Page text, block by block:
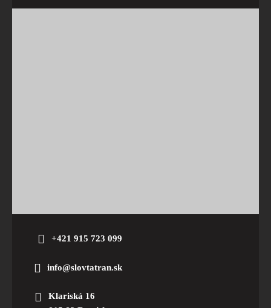
+421 915 723 099
info@slovtatran.sk
Klariská 16